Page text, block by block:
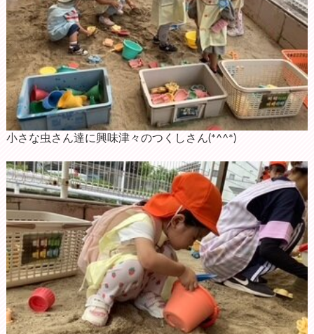
小さな虫さん達に興味津々のつくしさん(*^^*)